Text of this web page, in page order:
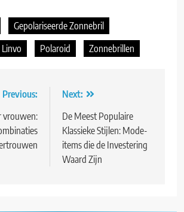
Gepolariseerde Zonnebril
Linvo Polaroid Zonnebrillen
Previous:
vrouwen:
Next:
De Meest Populaire
Klassieke Stijlen: Mode-
items die de Investering
Waard Zijn